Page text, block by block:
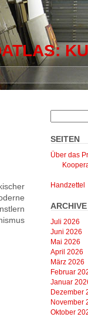
SEITEN
Über das
Handzettel
ARCHIVE
Juli 2026
Juni 2026
Mai 2026
April 2026
März 2026
Februar
Januar
Dezember
November
Oktober